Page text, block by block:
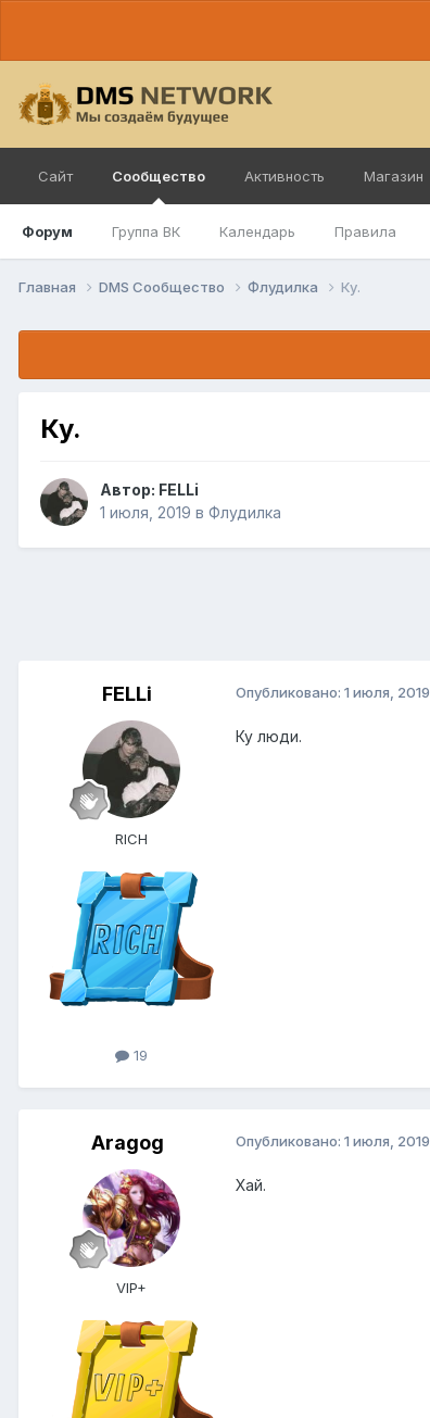
Сайт Сообщество
Форум Группа ВК Календарь Правила
Активность Магазин
Главная DMS Сообщество Флудилка Ку.
Ку.
Автор: FELLi
1 июля, 2019 в Флудилка
FELLi
RICH
19
Опубликовано: 1 июля, 2019
Ку люди.
Aragog
VIP+
Опубликовано: 1 июля, 2019
Хай.